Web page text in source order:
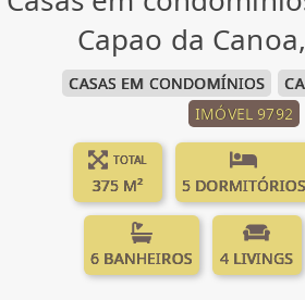
Capao da
CASAS EM CONDOMÍNIOS
IMÓVEL 9792
TOTAL
375 M² 5 DORMITÓRIOS
6 BANHEIROS 4 LIVINGS